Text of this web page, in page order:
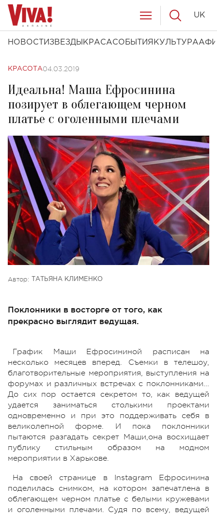
НОВОСТИ ЗВЕЗДЫ КРАСАСОБЫТИЯ КУЛЬТУРА
UK
КРАСОТА04.03.2019
Идеальна! Маша Ефросинина
позирует в облегающем черном
платье с оголенными плечами
Автор: ТАТЬЯНА КЛИМЕНКО
Поклонники в восторге от того, как
прекрасно выглядит ведущая.
График Маши Ефросининой расписан на
несколько месяцев вперед. Съемки в телешоу,
благотворительные мероприятия, выступления на
форумах и различных встречах с поклонниками...
До сих пор остается секретом то, как ведущей
удается заниматься столькими проектами
одновременно и при это поддерживать себя в
великолепной форме. И пока поклонники
пытаются разгадать секрет Маши,она восхищает
публику стильным образом на модном
мероприятии в Харькове.
На своей странице в Instagram Ефросинина
поделилась снимком, на котором запечатлена в
облегающем черном платье с белыми кружевами
и оголенными плечами. Судя по всему, ведущей